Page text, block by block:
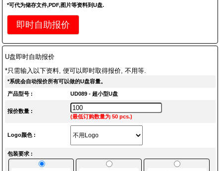
*可代为储存文件,PDF,图片等资料到U盘.
即时自助报价
U盘即时自助报价
*只需输入以下资料, 便可以即时取得报价, 不用等.
*系统会自动报价所有可以做的U盘容量。
产品型号 : UD089 - 超小型U盘
报价数量 :
(最低订购数量为 50 pcs.)
Logo颜色 :
包装要求 :